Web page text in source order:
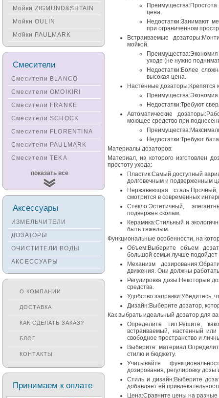
цена.
Недостатки:Занимают
при ограниченном
Встраиваемые
мойкой.
уходе (не нужно
Недостатки:Более
высокая цена.
Настенные дозаторы:Крепятся
Преимущества:Экономия
Недостатки:Требуют
Автоматические
моющее средство при
Недостатки:Требуют
Материалы дозаторов:
Материал, из которого изготовлен
простоту ухода:
Пластик:Самый доступный
долговечным и подверженным
Нержавеющая
смотрится в современных
Стекло:Эстетичный,
подвержен сколам.
Керамика:Стильный и
быть тяжелым.
Функциональные особенности, на
Объем:Выберите объем
большой семьи лучше
Механизм
движения. Они должны
Регулировка дозы:Некоторые
средства.
Удобство заправки:Убедитесь,
Дизайн:Выберите дозатор,
Как выбрать идеальный дозатор для
Определите тип:Решите,
встраиваемый, настенный
свободное пространство и
Выберите
стилю и бюджету.
Учитывайте
дозирования, регулировку дозы
Стиль и дизайн:Выберите
добавляет ей
Цена:Сравните цены на
Мойки ZIGMUND&SHTAIN
Мойки OULIN
Мойки PAULMARK
Смесители
Смесители BLANCO
Смесители OMOIKIRI
Смесители FRANKE
Смесители SCHOCK
Смесители FLORENTINA
Смесители PAULMARK
Смесители TEKA
Смесители
KUCHENSTERN
Смесители ZORG
Смесители KANTERA
Смесители SEAMAN
Смесители
Zigmund&Shtain
Смесители OULIN
Смесители под бронзу
показать все
Аксессуары
ИЗМЕЛЬЧИТЕЛИ
ДОЗАТОРЫ
ОЧИСТИТЕЛИ ВОДЫ
АКСЕССУАРЫ
О КОМПАНИИ
ДОСТАВКА
КАК СДЕЛАТЬ ЗАКАЗ?
БЛОГ
КОНТАКТЫ
Принимаем к оплате